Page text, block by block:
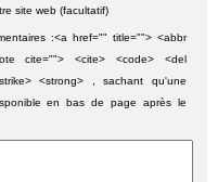
site web (facultatif)
:<a href="" title=""> <abbr
cite=""> <cite> <code> <del
<strong> , sachant qu'une
en bas de page après le